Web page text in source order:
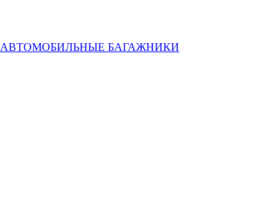
АВТОМОБИЛЬНЫЕ БАГАЖНИКИ